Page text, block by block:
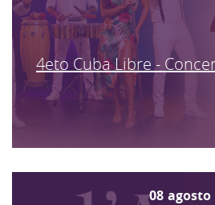
4eto Cuba Libre -
08 agosto